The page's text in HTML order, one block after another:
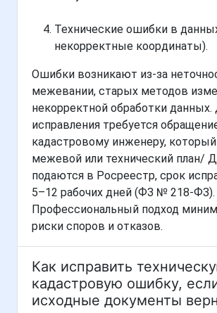
Технические ошибки в
некорректные координаты).
Ошибки возникают из-за
межевании, старых методов
некорректной обработки данных.
исправления требуется
кадастровому инженеру,
межевой или технический план/
подаются в Росреестр, срок
5–12 рабочих дней (ФЗ № 218-ФЗ).
Профессиональный подход
риски споров и отказов.
Как исправить
кадастровую ошибку,
исходные документы